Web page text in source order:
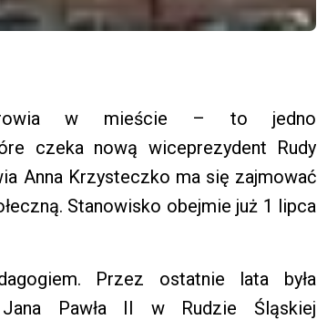
w mieście – to jedno
czeka nową wiceprezydent Rudy
Anna Krzysteczko ma się zajmować
Stanowisko obejmie już 1 lipca
Przez ostatnie lata była
Jana Pawła II w Rudzie Śląskiej